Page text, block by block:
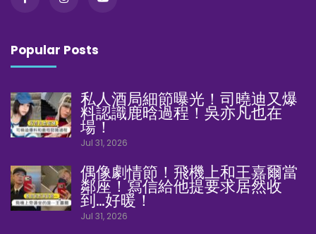
Popular Posts
私人酒局細節曝光！司曉迪又爆
料認識鹿晗過程！吳亦凡也在
場！
Jul 31, 2026
偶像劇情節！飛機上和王嘉爾當
鄰座！寫信給他提要求居然收
到…好暖！
Jul 31, 2026